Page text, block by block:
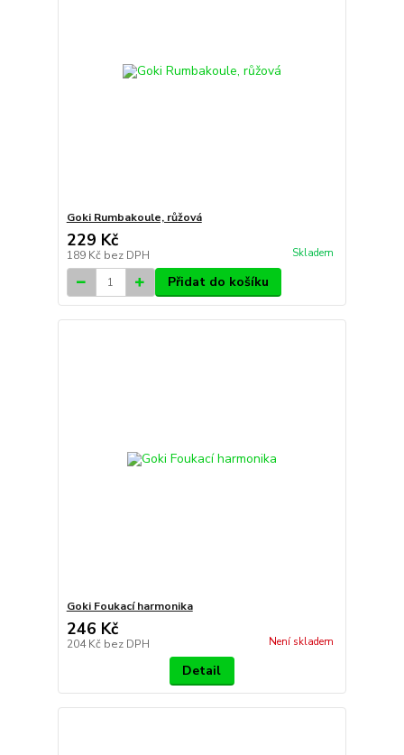
Goki Rumbakoule, růžová
229 Kč
189 Kč bez DPH Skladem
Přidat do košíku
Goki Foukací harmonika
246 Kč
204 Kč bez DPH Není skladem
Detail